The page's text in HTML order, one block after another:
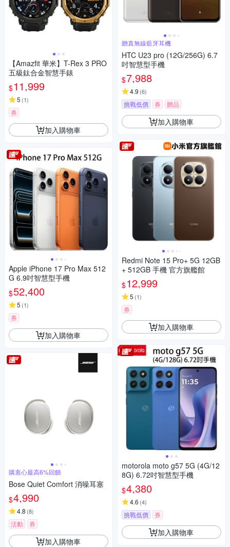
【Amazfit 華米】T-Rex 3 PRO
五級鈦合金智慧手錶
$11,999
5 (1)
券
加入購物車
Apple iPhone 17 Pro Max 512
G 6.9吋智慧型手機
$52,400
5 (1)
券
加入購物車
購衷心最高6%回饋
Bose Quiet Comfort 消噪耳塞
$4,990
4.8 (8)
活動 券
加入購物車
贈真無線藍牙耳機
HTC U23 pro (12G/256G) 6.7
吋智慧型手機
$7,988
4.9 (6)
挑戰低價 券 贈品
加入購物車
Redmi Note 15 Pro+ 5G 12GB
+ 512GB 手機 官方旗艦館
$12,999
5 (1)
券
加入購物車
motorola moto g57 5G (4G/12
8G) 6.72吋智慧型手機
$4,380
4.6 (4)
挑戰低價 券
加入購物車